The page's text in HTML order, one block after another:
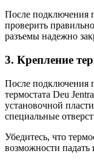
После подключения
проверить
разъемы надежно
3. Крепление
После подключения
термостата Deu
установочной
специальные
Убедитесь, что
возможности падать